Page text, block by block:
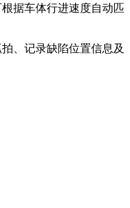
据车体行进速度自动匹
、记录缺陷位置信息及